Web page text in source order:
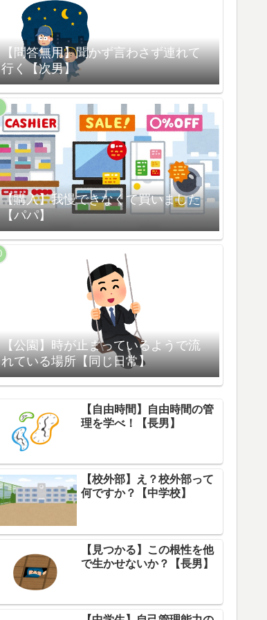
【問答無用】聞かず言わさず連れて
行く【次男】
【購入】我慢できなくて買いました
【パパ】
【公園】時が止まっているようで流
れている場所【同じ日常】
【自由時間】自由時間の管
理を学べ！【長男】
【校外部】え？校外部って
何ですか？【中学校】
【見つかる】この根性を他
で生かせないか？【長男】